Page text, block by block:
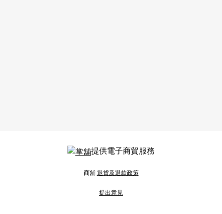
提供電子商貿服務
商舖退貨及退款政策
提出意見